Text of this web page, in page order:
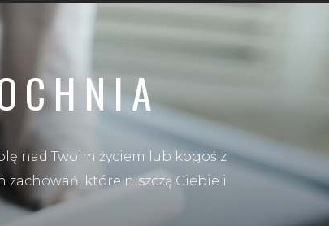
nad Twoim życiem lub kogoś z
które niszczą Ciebie i